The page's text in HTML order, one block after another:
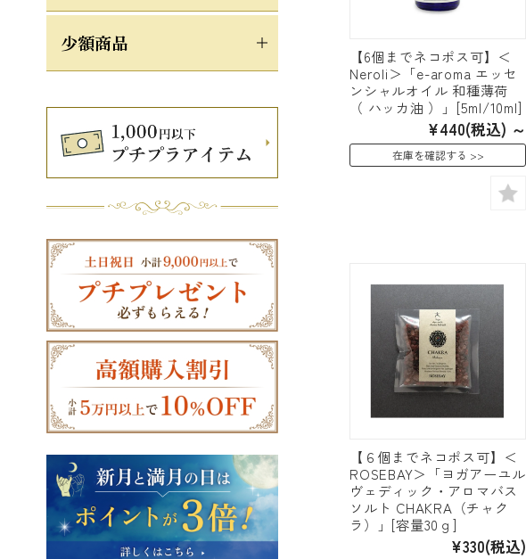
【6個までネコポス可】＜
Neroli＞「e-aroma エッセ
ンシャルオイル 和種薄荷
（ ハッカ油 ）」[5ml/10ml]
¥440(税込) ～
在庫を確認する
【６個までネコポス可】＜
ROSEBAY＞「ヨガアーユル
ヴェディック・アロマバス
ソルト CHAKRA（チャク
ラ）」[容量30ｇ]
¥330(税込)
少額商品